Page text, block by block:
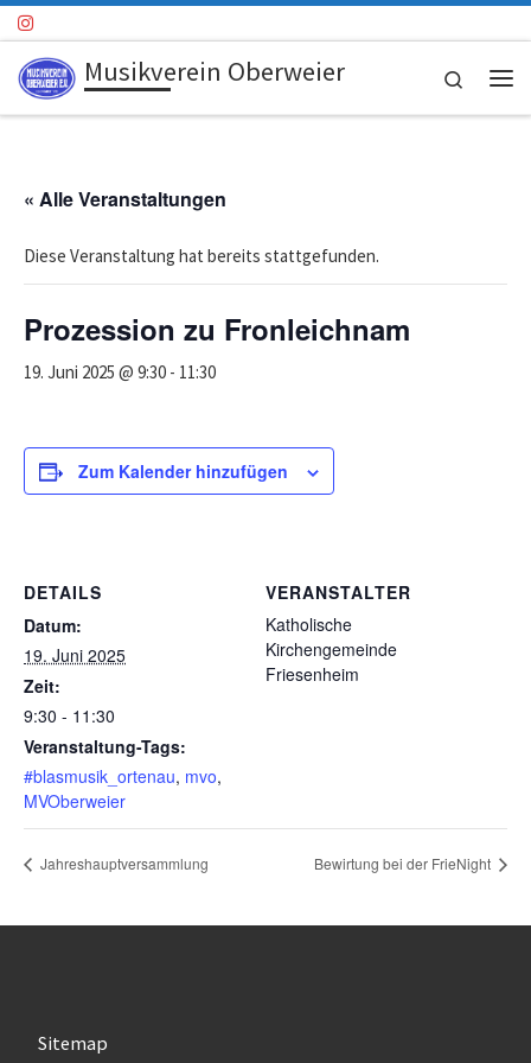
Zum Inhalt springen
Musikverein Oberweier
Search
« Alle Veranstaltungen
Diese Veranstaltung hat bereits stattgefunden.
Prozession zu Fronleichnam
19. Juni 2025 @ 9:30 - 11:30
Zum Kalender hinzufügen
DETAILS
Datum:
19. Juni 2025
Zeit:
9:30 - 11:30
Veranstaltung-Tags:
#blasmusik_ortenau, mvo,
MVOberweier
VERANSTALTER
Katholische
Kirchengemeinde
Friesenheim
Jahreshauptversammlung Bewirtung bei der FrieNight
Sitemap